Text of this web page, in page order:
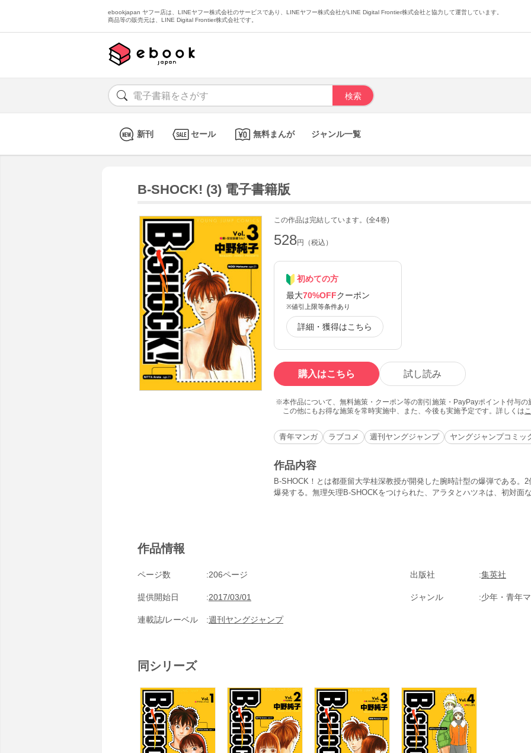
ebookjapan ヤフー店は、LINEヤフー株式会社のサービスであり、LINEヤフー株式会社がLINE Digital Frontier株式会社と協力して運営しています。
商品等の販売元は、LINE Digital Frontier株式会社です。
新刊 セール 無料まんが ジャンル一覧
B-SHOCK! (3) 電子書籍版
この作品は完結しています。(全4巻)
528円（税込）
初めての方
最大70%OFFクーポン
※値引上限等条件あり
詳細・獲得はこちら
購入はこちら 試し読み
本作品について、無料施策・クーポン等の割引施策・PayPayポイント付与
この他にもお得な施策を常時実施中、また、今後も実施予定です。詳しくは
青年マンガ ラブコメ 週刊ヤングジャンプ ヤングジャンプコミッ
作品内容
B-SHOCK！とは都亜留大学桂深教授が開発した腕時計型の爆弾である。
爆発する。無理矢理B-SHOCKをつけられた、アラタとハツネは、初対面
作品情報
ページ数 206ページ 出版社 集英社
提供開始日 2017/03/01 ジャンル 少年・青年
連載誌/レーベル 週刊ヤングジャンプ
同シリーズ